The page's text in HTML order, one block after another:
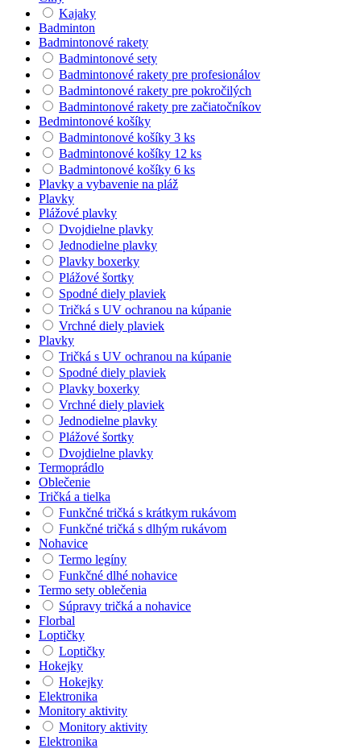
Kajaky
Badminton
Badmintonové rakety
Badmintonové sety
Badmintonové rakety pre profesionálov
Badmintonové rakety pre pokročilých
Badmintonové rakety pre začiatočníkov
Bedmintonové košíky
Badmintonové košíky 3 ks
Badmintonové košíky 12 ks
Badmintonové košíky 6 ks
Plavky a vybavenie na pláž
Plavky
Plážové plavky
Dvojdielne plavky
Jednodielne plavky
Plavky boxerky
Plážové šortky
Spodné diely plaviek
Tričká s UV ochranou na kúpanie
Vrchné diely plaviek
Plavky
Tričká s UV ochranou na kúpanie
Spodné diely plaviek
Plavky boxerky
Vrchné diely plaviek
Jednodielne plavky
Plážové šortky
Dvojdielne plavky
Termoprádlo
Oblečenie
Tričká a tielka
Funkčné tričká s krátkym rukávom
Funkčné tričká s dlhým rukávom
Nohavice
Termo legíny
Funkčné dlhé nohavice
Termo sety oblečenia
Súpravy tričká a nohavice
Florbal
Loptičky
Loptičky
Hokejky
Hokejky
Elektronika
Monitory aktivity
Monitory aktivity
Elektronika